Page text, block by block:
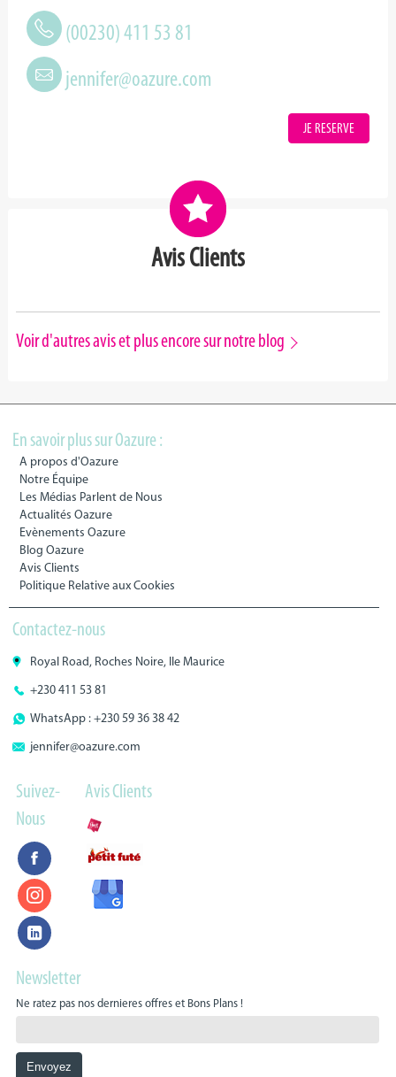
(00230) 411 53 81
jennifer@oazure.com
JE RESERVE
Avis Clients
Voir d'autres avis et plus encore sur notre blog
En savoir plus sur Oazure :
A propos d'Oazure
Notre Équipe
Les Médias Parlent de Nous
Actualités Oazure
Evènements Oazure
Blog Oazure
Avis Clients
Politique Relative aux Cookies
Contactez-nous
Royal Road, Roches Noire, Ile Maurice
+230 411 53 81
WhatsApp : +230 59 36 38 42
jennifer@oazure.com
Suivez-
Nous
Avis Clients
Newsletter
Ne ratez pas nos dernieres offres et Bons Plans !